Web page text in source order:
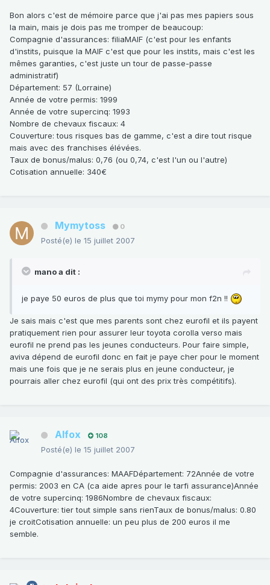
Bon alors c'est de mémoire parce que j'ai pas mes papiers sous
la main, mais je dois pas me tromper de beaucoup:
Compagnie d'assurances: filiaMAIF (c'est pour les enfants
d'instits, puisque la MAIF c'est que pour les instits, mais c'est les
mêmes garanties, c'est juste un tour de passe-passe
administratif)
Département: 57 (Lorraine)
Année de votre permis: 1999
Année de votre supercinq: 1993
Nombre de chevaux fiscaux: 4
Couverture: tous risques bas de gamme, c'est a dire tout risque
mais avec des franchises élévées.
Taux de bonus/malus: 0,76 (ou 0,74, c'est l'un ou l'autre)
Cotisation annuelle: 340€
Mymytoss 0
Posté(e) le 15 juillet 2007
mano a dit :
je paye 50 euros de plus que toi mymy pour mon f2n !!
Je sais mais c'est que mes parents sont chez eurofil et ils payent
pratiquement rien pour assurer leur toyota corolla verso mais
eurofil ne prend pas les jeunes conducteurs. Pour faire simple,
aviva dépend de eurofil donc en fait je paye cher pour le moment
mais une fois que je ne serais plus en jeune conducteur, je
pourrais aller chez eurofil (qui ont des prix très compétitifs).
Alfox 108
Posté(e) le 15 juillet 2007
Compagnie d'assurances: MAAFDépartement: 72Année de votre
permis: 2003 en CA (ca aide apres pour le tarfi assurance)Année
de votre supercinq: 1986Nombre de chevaux fiscaux:
4Couverture: tier tout simple sans rienTaux de bonus/malus: 0.80
je croitCotisation annuelle: un peu plus de 200 euros il me
semble.